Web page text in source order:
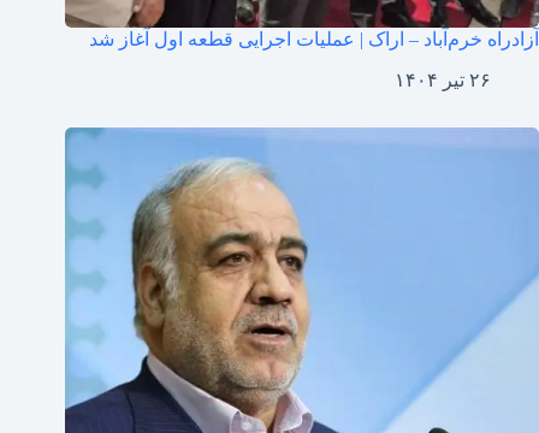
آزادراه خرم‌آباد – اراک | عملیات اجرایی قطعه اول آغاز شد
۲۶ تیر ۱۴۰۴